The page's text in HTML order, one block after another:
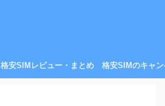
格安SIMレビュー・まとめ 格安SIMのキャ